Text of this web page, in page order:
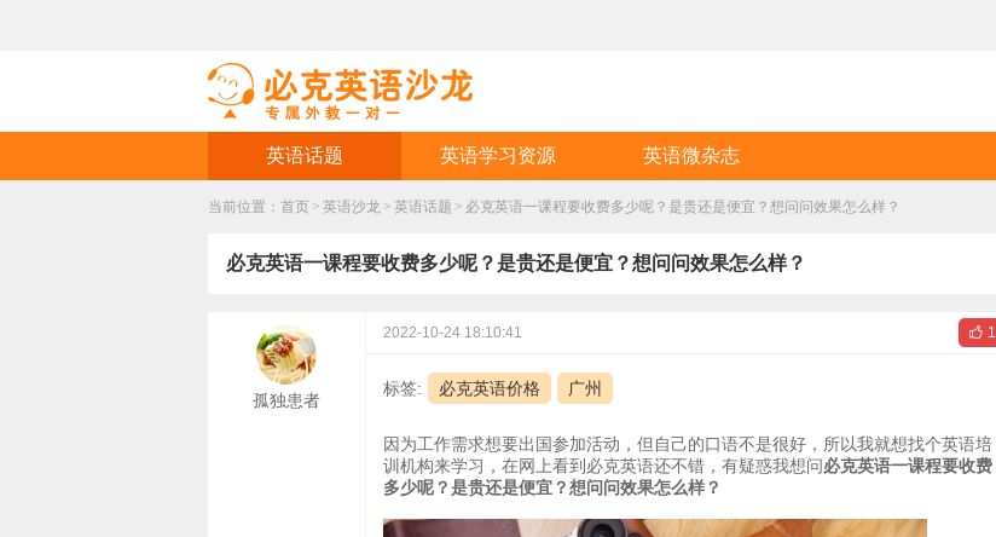
英语话题 英语学习资源 英语微杂志
当前位置： 首页 > 英语沙龙 > 英语话题 > 必克英语一课程要收费多少呢？是贵还是便宜？想问问效果怎么样？
必克英语一课程要收费多少呢？是贵还是便宜？想问问效果怎么样？
孤独患者
 1
2022-10-24 18:10:41
标签: 必克英语价格 广州
因为工作需求想要出国参加活动，但自己的口语不是很好，所以我就想找个英语培
训机构来学习，在网上看到必克英语还不错，有疑惑我想问必克英语一课程要收费
多少呢？是贵还是便宜？想问问效果怎么样？